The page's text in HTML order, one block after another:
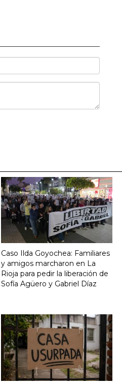
Caso Ilda Goyochea: Familiares
y amigos marcharon en La
Rioja para pedir la liberación de
Sofía Agüero y Gabriel Díaz